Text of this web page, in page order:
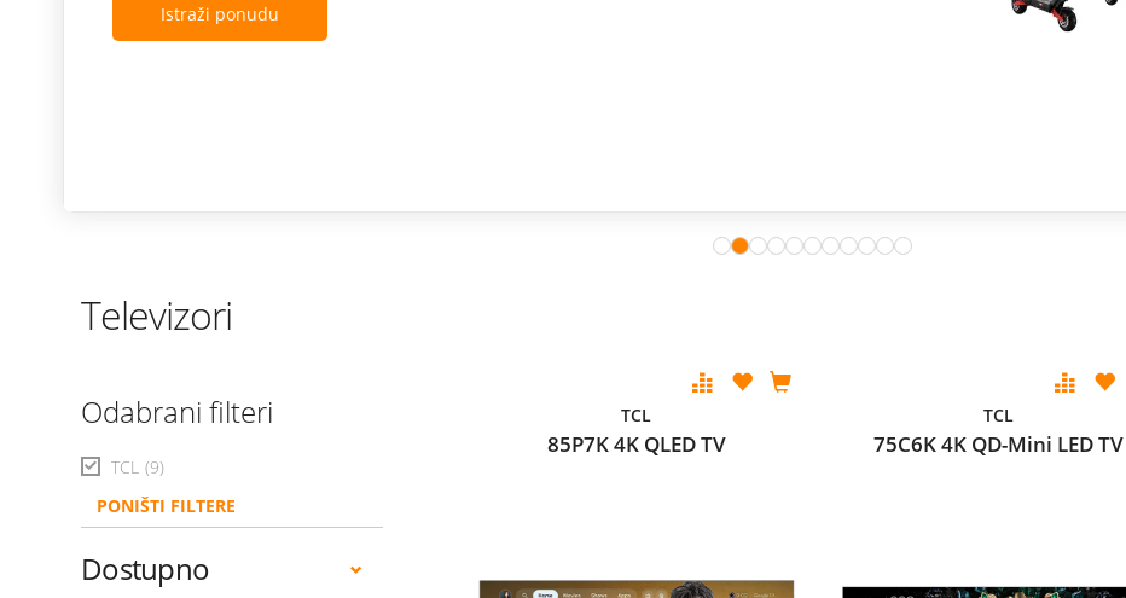
Istraži ponudu
Televizori
Odabrani filteri
TCL (9)
PONIŠTI FILTERE
Dostupno
TCL
85P7K 4K QLED TV
TCL
75C6K 4K QD-Mini LED TV